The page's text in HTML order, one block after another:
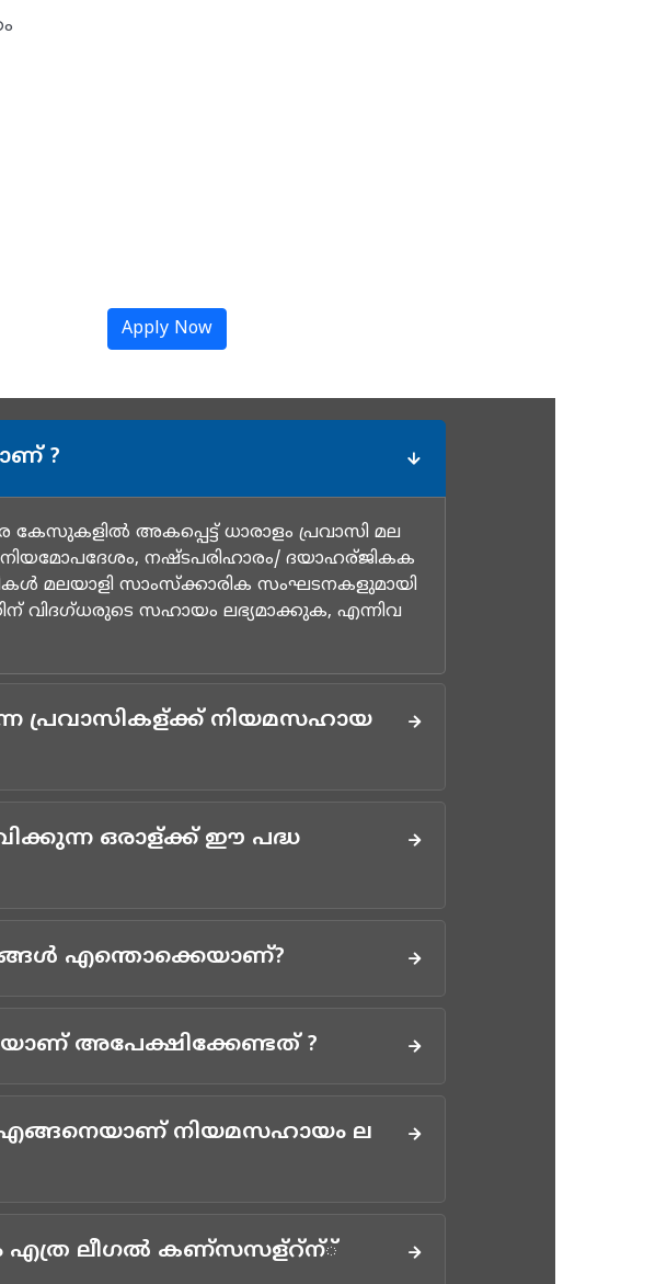
Apply Now
?
കേസുകളില്‍ അകപ്പെട്ട് ധാരാളം പ്രവാസി മല
നഷ്ടപരിഹാരം/ ദയാഹര്ജികക
മലയാളി സാംസ്ക്കാരിക സംഘടനകളുമായി
വിദഗ്ധരുടെ സഹായം ലഭ്യമാക്കുക, എന്നിവ
പ്രവാസികള്ക്ക് നിയമസഹായ
ഒരാള്ക്ക് ഈ പദ്ധ
എന്തൊക്കെയാണ്?
അപേക്ഷിക്കേണ്ടത് ?
നിയമസഹായം ല
എത്ര ലീഗല്‍ കണ്സസള്റ്ന്്